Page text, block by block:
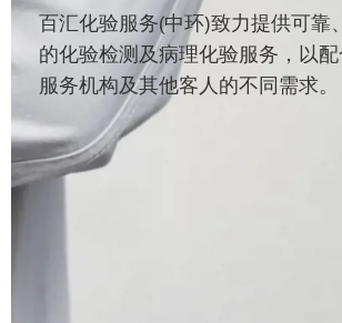
百汇化验服务(中环)致力提供可靠
的化验检测及病理化验服务，以
服务机构及其他客人的不同需求。